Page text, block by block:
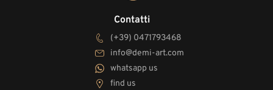
Contatti
(+39) 0471793468
info@demi-art.com
whatsapp us
find us